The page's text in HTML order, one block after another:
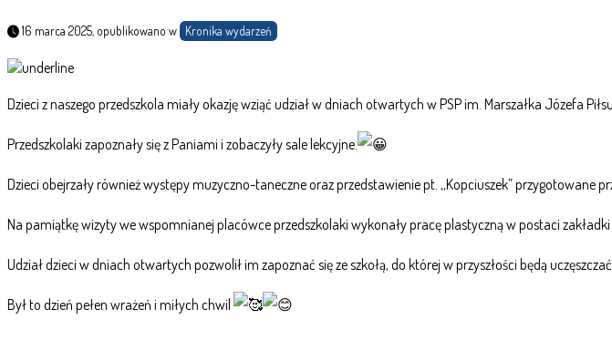
16 marca 2025, opublikowano w Kronika wydarzeń
Dzieci z naszego przedszkola miały okazję wziąć udział w dniach otwartych w PSP im. Marszałka Józefa
Przedszkolaki zapoznały się zPaniami i zobaczyły sale lekcyjne.
Dzieci obejrzały również występy muzyczno-taneczne oraz przedstawienie pt. ,,Kopciuszek” przygotowane
Na pamiątkę wizyty we wspomnianej placówce przedszkolaki wykonały pracę plastyczną w postaci zakładki
Udział dzieci w dniach otwartych pozwolił im zapoznać się ze szkołą, do której w przyszłości będą uczęszczać
Był to dzień pełen wrażeń i miłych chwil